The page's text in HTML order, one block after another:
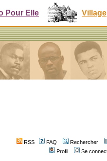
Pour Elle Village
RSS FAQ
Rechercher
Profil
Se